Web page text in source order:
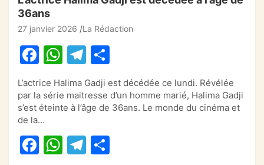
36ans
27 janvier 2026 La Rédaction
F
c
e
b
o
W
at
s
A
p
T
e
gr
a
m
ta
g
L’actrice Halima Gadji est décédée ce lundi. Révélée
par la série maitresse d’un homme marié, Halima Gadji
s’est éteinte à l’âge de 36ans. Le monde du cinéma et
de la…
F
W T